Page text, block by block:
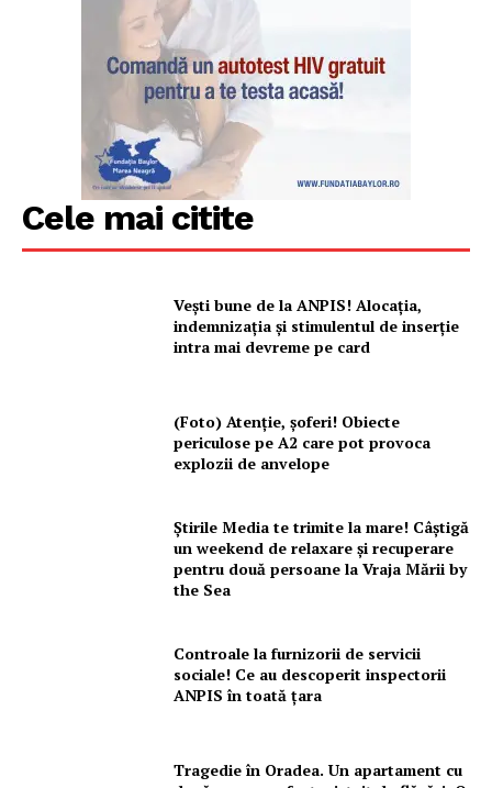
Cele mai citite
Vești bune de la ANPIS! Alocația,
indemnizația și stimulentul de inserție
intra mai devreme pe card
(Foto) Atenție, șoferi! Obiecte
periculose pe A2 care pot provoca
explozii de anvelope
Știrile Media te trimite la mare! Câștigă
un weekend de relaxare și recuperare
pentru două persoane la Vraja Mării by
the Sea
Controale la furnizorii de servicii
sociale! Ce au descoperit inspectorii
ANPIS în toată țara
Tragedie în Oradea. Un apartament cu